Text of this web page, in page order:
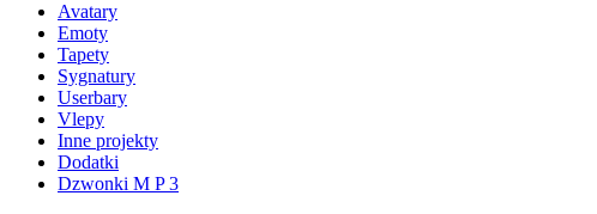
Avatary
Emoty
Tapety
Sygnatury
Userbary
Vlepy
Inne projekty
Dodatki
Dzwonki M P 3